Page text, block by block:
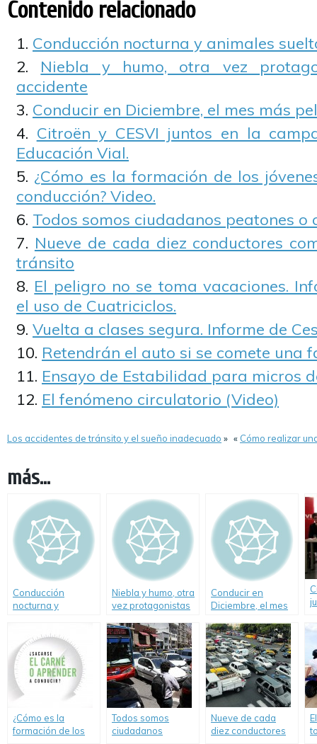
Contenido relacionado
Conducción nocturna y animales
Niebla y humo, otra vez
accidente
Conducir en Diciembre, el mes más
Citroën y CESVI juntos en la
Educación Vial.
¿Cómo es la formación de los
conducción? Video.
Todos somos ciudadanos peatones o
Nueve de cada diez conductores
tránsito
El peligro no se toma vacaciones.
el uso de Cuatriciclos.
Vuelta a clases segura. Informe de
Retendrán el auto si se comete una
Ensayo de Estabilidad para micros
El fenómeno circulatorio (Video)
Los accidentes de tránsito y el sueño inadecuado » « Cómo realizar
más...
Conducción
nocturna y
Niebla y humo, otra
vez protagonistas
accidente
Conducir en
Diciembre, el mes
año
¿Cómo es la
formación de los
Todos somos
ciudadanos
Nueve de cada
diez conductores